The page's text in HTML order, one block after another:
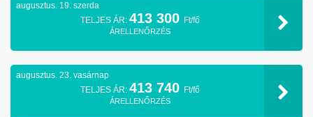
augusztus. 19. szerda
TELJES ÁR: 413 300 Ft/fő
ÁRELLENŐRZÉS
augusztus. 23. vasárnap
TELJES ÁR: 413 740 Ft/fő
ÁRELLENŐRZÉS